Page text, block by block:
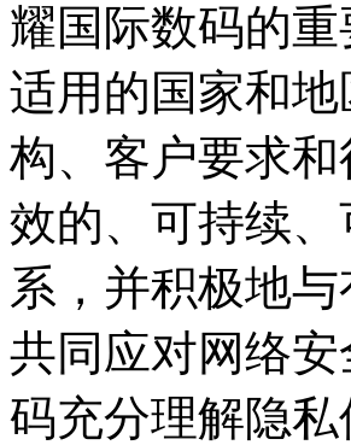
耀国际数码的
适用的国家和地
构、客户要求
效的、可持续
系，并积极地
共同应对网络
码充分理解隐私